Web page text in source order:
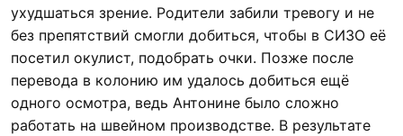
ухудшаться зрение. Родители забили тревогу и не
без препятствий смогли добиться, чтобы в СИЗО её
посетил окулист, подобрать очки. Позже после
перевода в колонию им удалось добиться ещё
одного осмотра, ведь Антонине было сложно
работать на швейном производстве. В результате